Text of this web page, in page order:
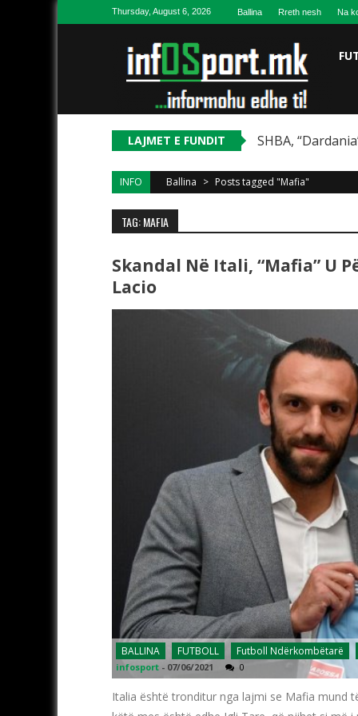
Skip to contentThursday, August 6, 2026 Ballina Rreth nesh Na
LAJMET E FUNDIT SHBA,
INFO Ballina > Posts tagged "Mafia"
TAG: MAFIA
Skandal Në Itali, “Mafia” U
Lacio
BALLINA FUTBOLL Futboll Ndërkombëtarë
infosport - 07/06/2021 0
Italia është tronditur nga lajmi se Mafia mund